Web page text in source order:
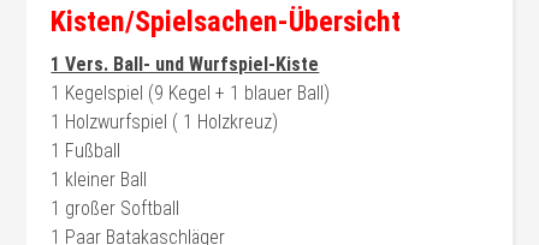
Kisten/Spielsachen-Übersicht
1 Vers. Ball- und Wurfspiel-Kiste
1 Kegelspiel (9 Kegel + 1 blauer Ball)
1 Holzwurfspiel ( 1 Holzkreuz)
1 Fußball
1 kleiner Ball
1 großer Softball
1 Paar Batakaschläger